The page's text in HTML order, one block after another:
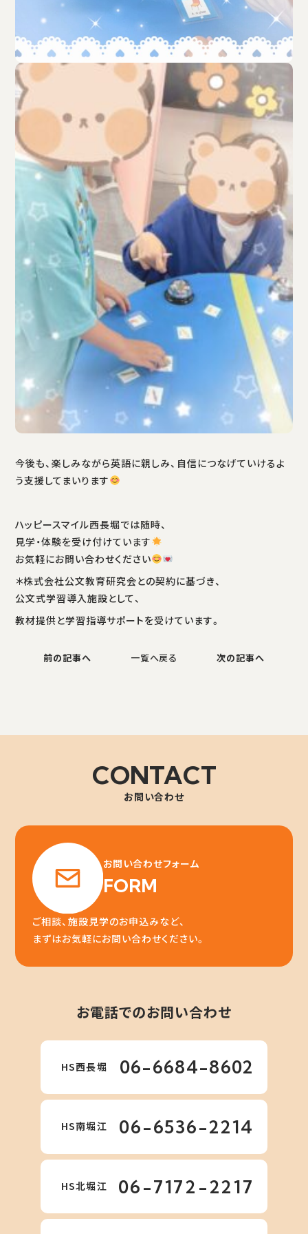
今後も、楽しみながら英語に親しみ、自信につなげていけるよ
う支援してまいります
ハッピースマイル西長堀では随時、
見学・体験を受け付けています
お気軽にお問い合わせください
＊株式会社公文教育研究会との契約に基づき、
公文式学習導入施設として、
教材提供と学習指導サポートを受けています。
前の記事へ 一覧へ戻る 次の記事へ
CONTACT
お問い合わせ
お問い合わせフォーム
FORM
ご相談、施設見学のお申込みなど、
まずはお気軽にお問い合わせください。
お電話でのお問い合わせ
HS西長堀 06-6684-8602
HS南堀江 06-6536-2214
HS北堀江 06-7172-2217